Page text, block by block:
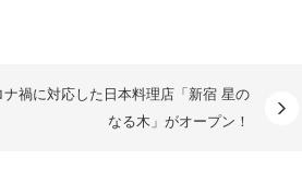
ナ禍に対応した日本料理店「新宿 星の
なる木」がオープン！